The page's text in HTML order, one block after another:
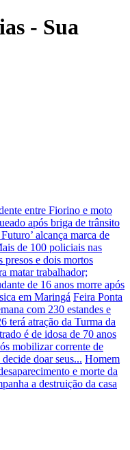
- Sua
entre Fiorino e moto
após briga de trânsito
alcança marca de
de 100 policiais nas
presos e dois mortos
matar trabalhador;
de 16 anos morre após
em Maringá Feira Ponta
com 230 estandes e
terá atração da Turma da
é de idosa de 70 anos
mobilizar corrente de
doar seus... Homem
e morte da
a destruição da casa